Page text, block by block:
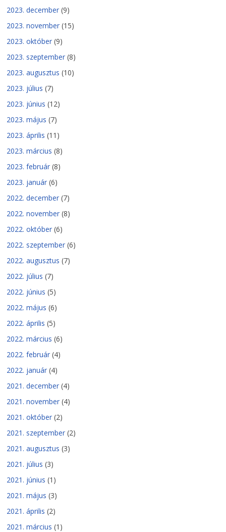
2023. december (9)
2023. november (15)
2023. október (9)
2023. szeptember (8)
2023. augusztus (10)
2023. július (7)
2023. június (12)
2023. május (7)
2023. április (11)
2023. március (8)
2023. február (8)
2023. január (6)
2022. december (7)
2022. november (8)
2022. október (6)
2022. szeptember (6)
2022. augusztus (7)
2022. július (7)
2022. június (5)
2022. május (6)
2022. április (5)
2022. március (6)
2022. február (4)
2022. január (4)
2021. december (4)
2021. november (4)
2021. október (2)
2021. szeptember (2)
2021. augusztus (3)
2021. július (3)
2021. június (1)
2021. május (3)
2021. április (2)
2021. március (1)